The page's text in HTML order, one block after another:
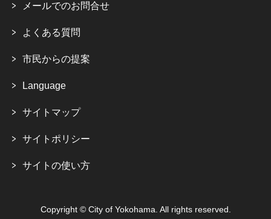
メールでのお問合せ
よくある質問
市民からの提案
Language
サイトマップ
サイトポリシー
サイトの使い方
Copyright © City of Yokohama. All rights reserved.